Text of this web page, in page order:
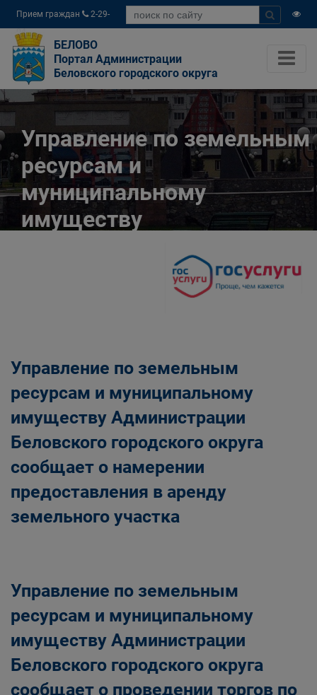
Прием граждан
2-29-
04
БЕЛОВО
Портал Администрации
Беловского городского округа
Управление по земельным
ресурсам и
муниципальному
имуществу
Беловского городского
Беловского городского округа
Управление по земельным ресурсам и
муниципальному имуществу Администрации
Беловского городского округа
Управление по земельным
ресурсам и муниципальному
имуществу Администрации
Беловского городского округа
сообщает о намерении
предоставления в аренду
земельного участка
Управление по земельным
ресурсам и муниципальному
имуществу Администрации
Беловского городского округа
сообщает о проведении торгов по